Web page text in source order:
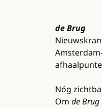
de Brug
Nóg
Om de Brug